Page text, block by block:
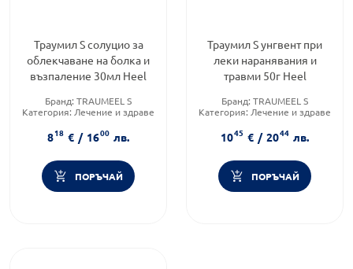
Траумил S солуцио за
облекчаване на болка и
възпаление 30мл Heel
Бранд: TRAUMEEL S
Категория: Лечение и здраве
818 € / 1600 лв.
ПОРЪЧАЙ
Траумил S унгвент при
леки наранявания и
травми 50г Heel
Бранд: TRAUMEEL S
Категория: Лечение и здраве
1045 € / 2044 лв.
ПОРЪЧАЙ